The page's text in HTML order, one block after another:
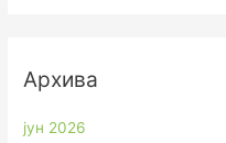
Архива
јун 2026